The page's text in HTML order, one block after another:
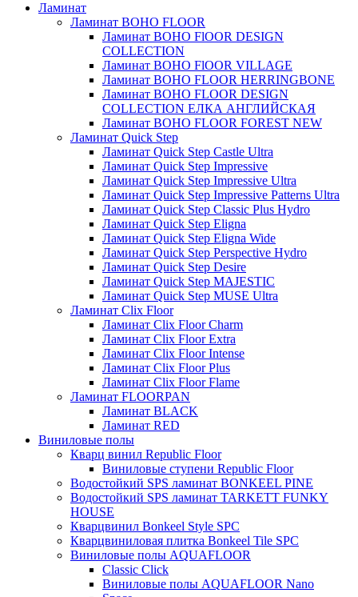
Ламинат
Ламинат BOHO FLOOR
Ламинат BOHO FlOOR DESIGN
COLLECTION
Ламинат BOHO FlOOR VILLAGE
Ламинат BOHO FLOOR HERRINGBONE
Ламинат BOHO FLOOR DESIGN
COLLECTION ЕЛКА АНГЛИЙСКАЯ
Ламинат BOHO FLOOR FOREST NEW
Ламинат Quick Step
Ламинат Quick Step Castle Ultra
Ламинат Quick Step Impressive
Ламинат Quick Step Impressive Ultra
Ламинат Quick Step Impressive Patterns Ultra
Ламинат Quick Step Classic Plus Hydro
Ламинат Quick Step Eligna
Ламинат Quick Step Eligna Wide
Ламинат Quick Step Perspective Hydro
Ламинат Quick Step Desire
Ламинат Quick Step MAJESTIC
Ламинат Quick Step MUSE Ultra
Ламинат Clix Floor
Ламинат Clix Floor Charm
Ламинат Clix Floor Extra
Ламинат Clix Floor Intense
Ламинат Clix Floor Plus
Ламинат Clix Floor Flame
Ламинат FLOORPAN
Ламинат BLACK
Ламинат RED
Виниловые полы
Кварц винил Republic Floor
Виниловые ступени Republic Floor
Водостойкий SPS ламинат BONKEEL PINE
Водостойкий SPS ламинат TARKETT FUNKY
HOUSE
Кварцвинил Bonkeel Style SPC
Кварцвиниловая плитка Bonkeel Tile SPC
Виниловые полы AQUAFLOOR
Classic Click
Виниловые полы AQUAFLOOR Nano